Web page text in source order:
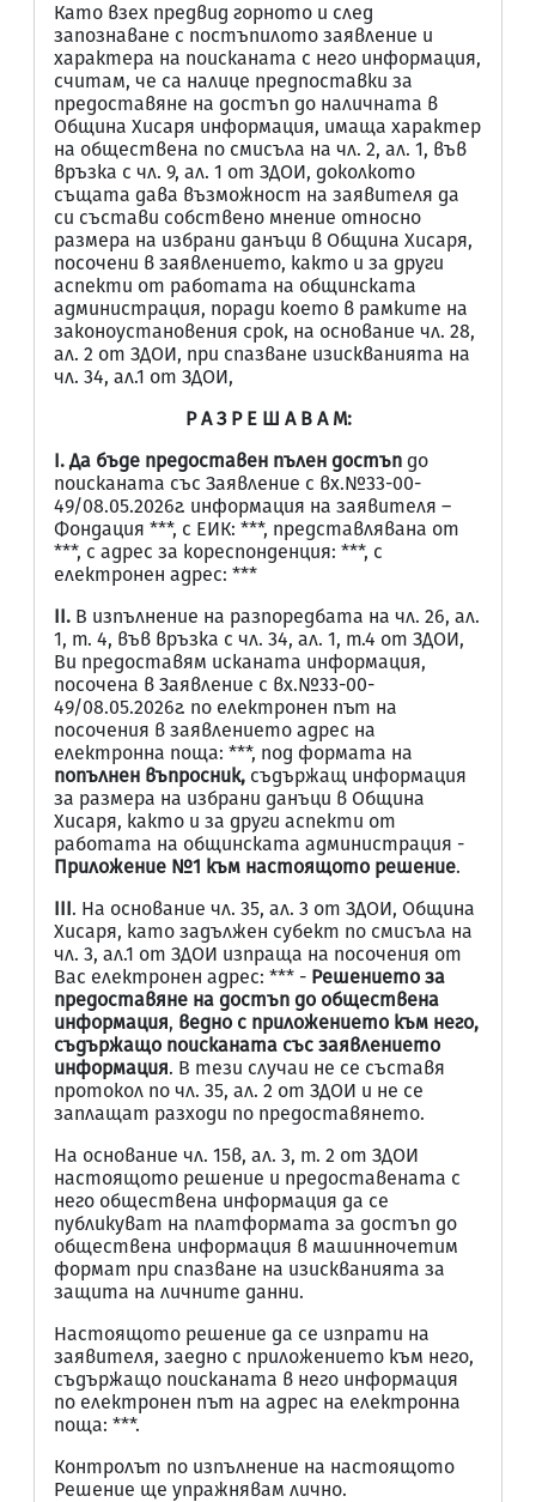
Като взех предвид горното и след
запознаване с постъпилото заявление и
характера на поисканата с него информация,
считам, че са налице предпоставки за
предоставяне на достъп до наличната в
Община Хисаря информация, имаща характер
на обществена по смисъла на чл. 2, ал. 1, във
връзка с чл. 9, ал. 1 от ЗДОИ, доколкото
същата дава възможност на заявителя да
си състави собствено мнение относно
размера на избрани данъци в Община Хисаря,
посочени в заявлението, както и за други
аспекти от работата на общинската
администрация, поради което в рамките на
законоустановения срок, на основание чл. 28,
ал. 2 от ЗДОИ, при спазване изискванията на
чл. 34, ал.1 от ЗДОИ,
Р А З Р Е Ш А В А М:
I. Да бъде предоставен пълен достъп до
поисканата със Заявление с вх.№33-00-
49/08.05.2026г. информация на заявителя –
Фондация ***, с ЕИК: ***, представлявана от
***, с адрес за кореспонденция: ***, с
електронен адрес: ***
II. В изпълнение на разпоредбата на чл. 26, ал.
1, т. 4, във връзка с чл. 34, ал. 1, т.4 от ЗДОИ,
Ви предоставям исканата информация,
посочена в Заявление с вх.№33-00-
49/08.05.2026г. по електронен път на
посочения в заявлението адрес на
електронна поща: ***, под формата на
попълнен въпросник, съдържащ информация
за размера на избрани данъци в Община
Хисаря, както и за други аспекти от
работата на общинската администрация -
Приложение №1 към настоящото решение.
III. На основание чл. 35, ал. 3 от ЗДОИ, Община
Хисаря, като задължен субект по смисъла на
чл. 3, ал.1 от ЗДОИ изпраща на посочения от
Вас електронен адрес: *** - Решението за
предоставяне на достъп до обществена
информация, ведно с приложението към него,
съдържащо поисканата със заявлението
информация. В тези случаи не се съставя
протокол по чл. 35, ал. 2 от ЗДОИ и не се
заплащат разходи по предоставянето.
На основание чл. 15в, ал. 3, т. 2 от ЗДОИ
настоящото решение и предоставената с
него обществена информация да се
публикуват на платформата за достъп до
обществена информация в машинночетим
формат при спазване на изискванията за
защита на личните данни.
Настоящото решение да се изпрати на
заявителя, заедно с приложението към него,
съдържащо поисканата в него информация
по електронен път на адрес на електронна
поща: ***.
Контролът по изпълнение на настоящото
Решение ще упражнявам лично.